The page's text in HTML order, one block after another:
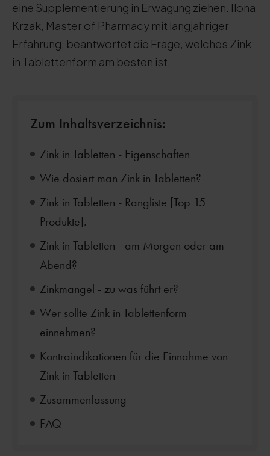
eine Supplementierung in Erwägung ziehen. Ilona
Krzak, Master of Pharmacy mit langjähriger
Erfahrung, beantwortet die Frage, welches Zink
in Tablettenform am besten ist.
Zum Inhaltsverzeichnis:
Zink in Tabletten - Eigenschaften
Wie dosiert man Zink in Tabletten?
Zink in Tabletten - Rangliste [Top 15
Produkte].
Zink in Tabletten - am Morgen oder am
Abend?
Zinkmangel - zu was führt er?
Wer sollte Zink in Tablettenform
einnehmen?
Kontraindikationen für die Einnahme von
Zink in Tabletten
Zusammenfassung
FAQ